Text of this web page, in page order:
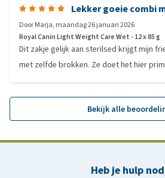
Lekker goeie combi
DoorMarja, maandag 26 januari 2026
Royal Canin Light Weight Care Wet - 12 x 85 g
Dit zakje gelijk aan sterilsed krijgt mijn
met zelfde brokken. Ze doet het hier
Bekijk alle
Heb je hulp